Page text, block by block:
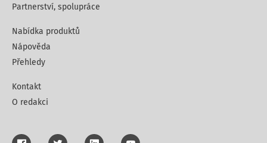
Partnerství, spolupráce
Nabídka produktů
Nápověda
Přehledy
Kontakt
O redakci